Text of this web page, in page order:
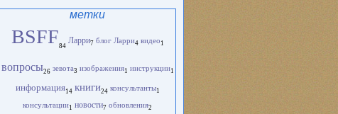
метки
BSFF84
Ларри7 блог Ларри4 видео 1
вопросы26 зевота3 изображения1 инструкции1
информация14 книги24 консультанты1
консультации1 новости7 обновления2